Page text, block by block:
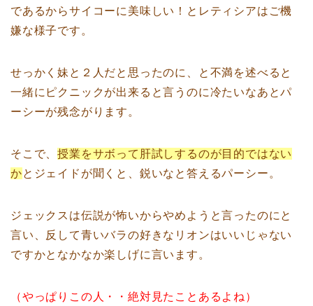
であるからサイコーに美味しい！とレティシアはご機
嫌な様子です。
せっかく妹と２人だと思ったのに、と不満を述べると
一緒にピクニックが出来ると言うのに冷たいなあとパ
ーシーが残念がります。
そこで、授業をサボって肝試しするのが目的ではない
かとジェイドが聞くと、鋭いなと答えるパーシー。
ジェックスは伝説が怖いからやめようと言ったのにと
言い、反して青いバラの好きなリオンはいいじゃない
ですかとなかなか楽しげに言います。
（やっぱりこの人・・絶対見たことあるよね）